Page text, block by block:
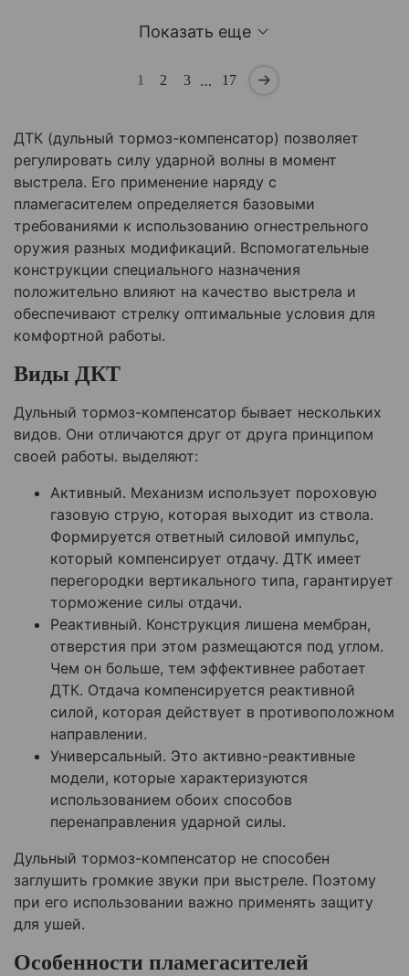
Показать еще
1 2 3 … 17
ДТК (дульный тормоз-компенсатор) позволяет
регулировать силу ударной волны в момент
выстрела. Его применение наряду с
пламегасителем определяется базовыми
требованиями к использованию огнестрельного
оружия разных модификаций. Вспомогательные
конструкции специального назначения
положительно влияют на качество выстрела и
обеспечивают стрелку оптимальные условия для
комфортной работы.
Виды ДКТ
Дульный тормоз-компенсатор бывает нескольких
видов. Они отличаются друг от друга принципом
своей работы. выделяют:
Активный. Механизм использует пороховую
газовую струю, которая выходит из ствола.
Формируется ответный силовой импульс,
который компенсирует отдачу. ДТК имеет
перегородки вертикального типа, гарантирует
торможение силы отдачи.
Реактивный. Конструкция лишена мембран,
отверстия при этом размещаются под углом.
Чем он больше, тем эффективнее работает
ДТК. Отдача компенсируется реактивной
силой, которая действует в противоположном
направлении.
Универсальный. Это активно-реактивные
модели, которые характеризуются
использованием обоих способов
перенаправления ударной силы.
Дульный тормоз-компенсатор не способен
заглушить громкие звуки при выстреле. Поэтому
при его использовании важно применять защиту
для ушей.
Особенности пламегасителей